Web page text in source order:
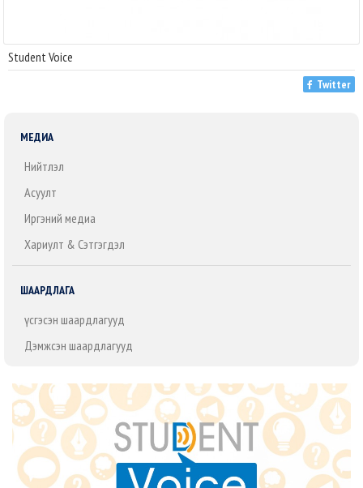
Student Voice
Twitter
МЕДИА
Нийтлэл
Асуулт
Иргэний медиа
Хариулт & Сэтгэгдэл
ШААРДЛАГА
Үүсгэсэн шаардлагууд
Дэмжсэн шаардлагууд